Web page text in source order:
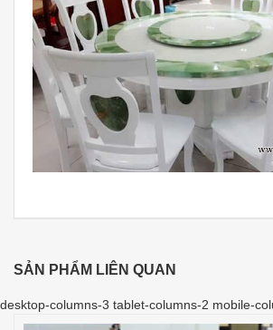
SẢN PHẨM LIÊN QUAN
desktop-columns-3 tablet-columns-2 mobile-